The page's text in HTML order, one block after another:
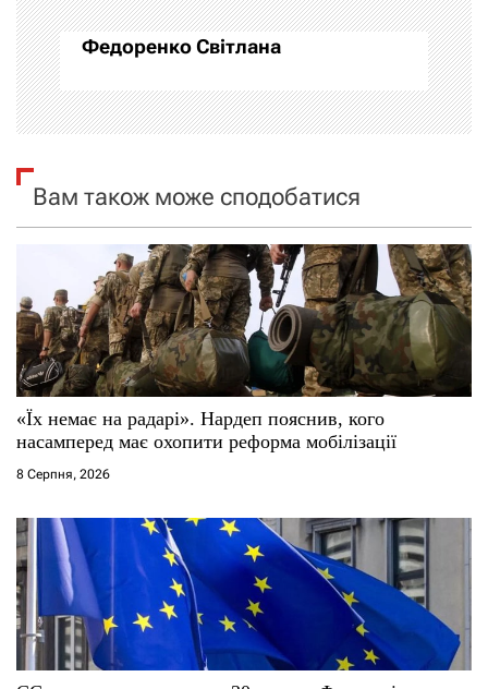
а
ц
і
п
и
с
і
в
Федоренко Світлана
Вам також може сподобатися
«Їх немає на радарі». Нардеп пояснив, кого
насамперед має охопити реформа мобілізації
8 Серпня, 2026